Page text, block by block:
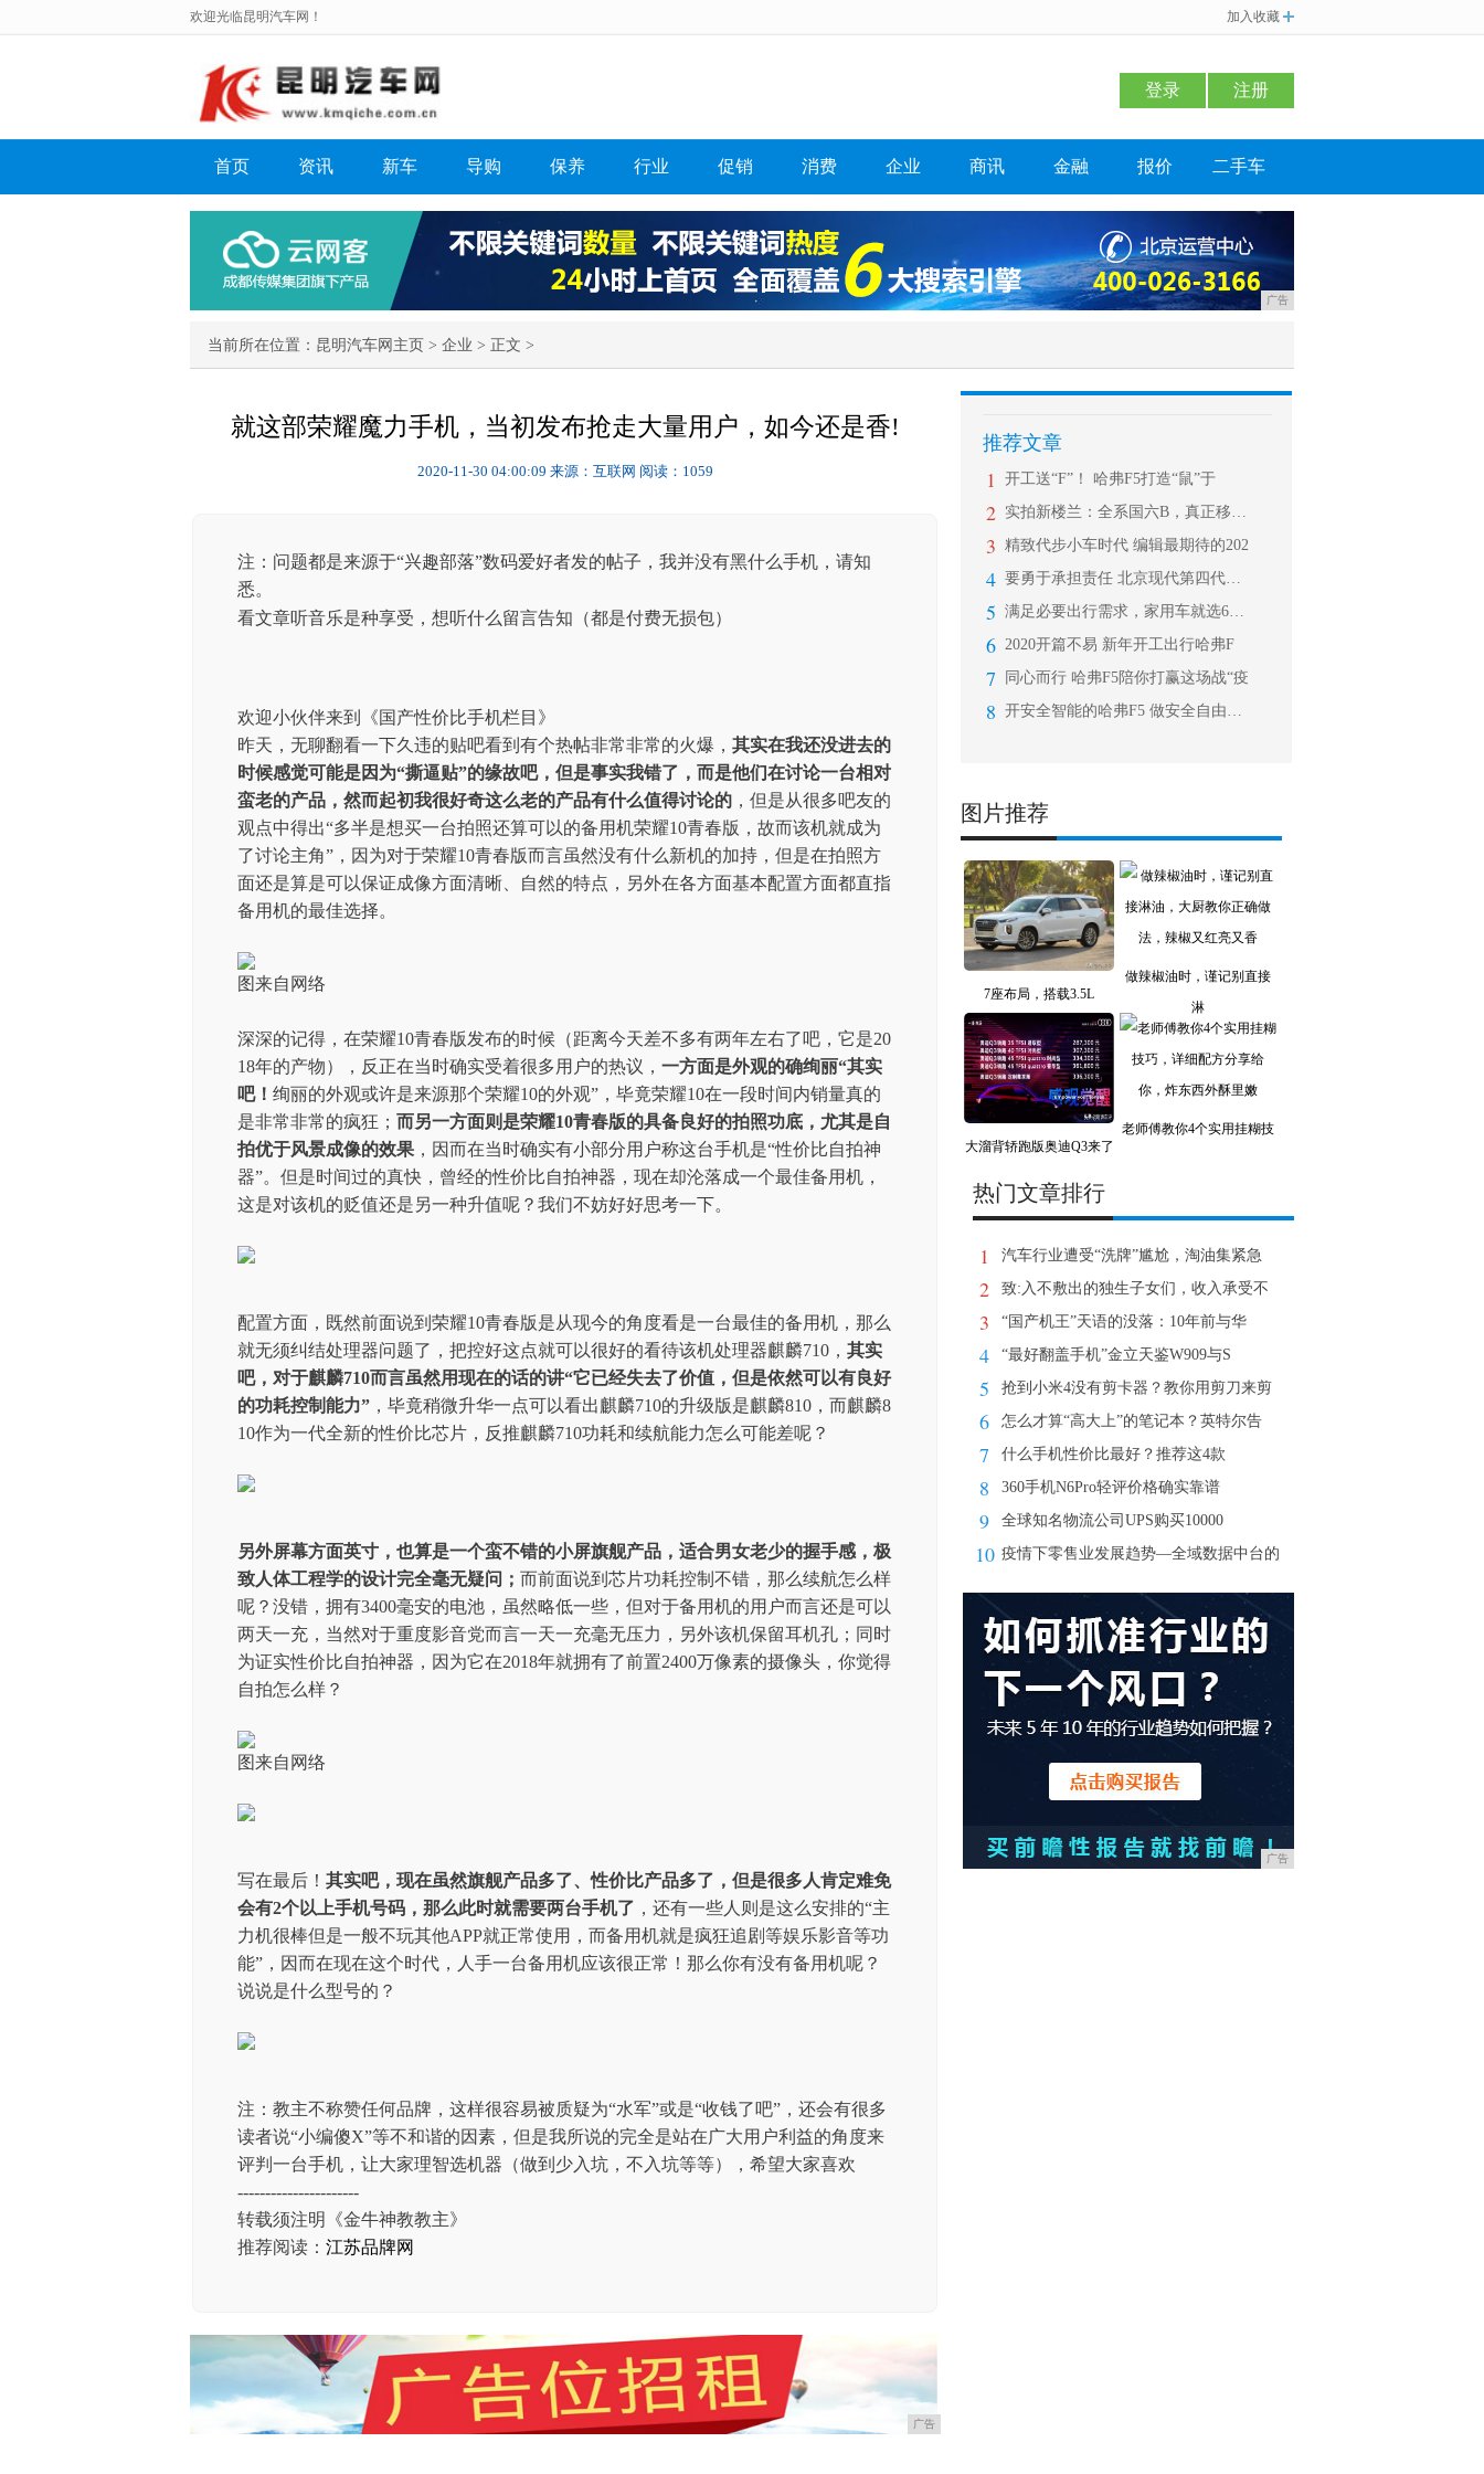
欢迎光临昆明汽车网！ 加入收藏
登录 注册
首页 资讯 新车 导购 保养 行业 促销 消费 企业 商讯 金融 报价 二手车
广告
当前所在位置： 昆明汽车网主页 > 企业 > 正文 >
就这部荣耀魔力手机，当初发布抢走大量用户，如今还是香!
2020-11-30 04:00:09 来源：互联网 阅读：1059
注：问题都是来源于“兴趣部落”数码爱好者发的帖子，我并没有黑什么手机，请知
悉。
看文章听音乐是种享受，想听什么留言告知（都是付费无损包）
欢迎小伙伴来到《国产性价比手机栏目》
昨天，无聊翻看一下久违的贴吧看到有个热帖非常非常的火爆， 其实在我还没进去的
时候感觉可能是因为“撕逼贴”的缘故吧，但是事实我错了，而是他们在讨论一台相对
蛮老的产品，然而起初我很好奇这么老的产品有什么值得讨论的 ，但是从很多吧友的
观点中得出“多半是想买一台拍照还算可以的备用机荣耀10青春版，故而该机就成为
了讨论主角”，因为对于荣耀10青春版而言虽然没有什么新机的加持，但是在拍照方
面还是算是可以保证成像方面清晰、自然的特点，另外在各方面基本配置方面都直指
备用机的最佳选择。
图来自网络
深深的记得，在荣耀10青春版发布的时候（距离今天差不多有两年左右了吧，它是20
18年的产物），反正在当时确实受着很多用户的热议， 一方面是外观的确绚丽“其实
吧！ 绚丽的外观或许是来源那个荣耀10的外观”，毕竟荣耀10在一段时间内销量真的
是非常非常的疯狂； 而另一方面则是荣耀10青春版的具备良好的拍照功底，尤其是自
拍优于风景成像的效果 ，因而在当时确实有小部分用户称这台手机是“性价比自拍神
器”。但是时间过的真快，曾经的性价比自拍神器，现在却沦落成一个最佳备用机，
这是对该机的贬值还是另一种升值呢？我们不妨好好思考一下。
配置方面，既然前面说到荣耀10青春版是从现今的角度看是一台最佳的备用机，那么
就无须纠结处理器问题了，把控好这点就可以很好的看待该机处理器麒麟710， 其实
吧，对于麒麟710而言虽然用现在的话的讲“它已经失去了价值，但是依然可以有良好
的功耗控制能力” ，毕竟稍微升华一点可以看出麒麟710的升级版是麒麟810，而麒麟8
10作为一代全新的性价比芯片，反推麒麟710功耗和续航能力怎么可能差呢？
另外屏幕方面英寸，也算是一个蛮不错的小屏旗舰产品，适合男女老少的握手感，极
致人体工程学的设计完全毫无疑问； 而前面说到芯片功耗控制不错，那么续航怎么样
呢？没错，拥有3400毫安的电池，虽然略低一些，但对于备用机的用户而言还是可以
两天一充，当然对于重度影音党而言一天一充毫无压力，另外该机保留耳机孔；同时
为证实性价比自拍神器，因为它在2018年就拥有了前置2400万像素的摄像头，你觉得
自拍怎么样？
图来自网络
写在最后！ 其实吧，现在虽然旗舰产品多了、性价比产品多了，但是很多人肯定难免
会有2个以上手机号码，那么此时就需要两台手机了 ，还有一些人则是这么安排的“主
力机很棒但是一般不玩其他APP就正常使用，而备用机就是疯狂追剧等娱乐影音等功
能”，因而在现在这个时代，人手一台备用机应该很正常！那么你有没有备用机呢？
说说是什么型号的？
注：教主不称赞任何品牌，这样很容易被质疑为“水军”或是“收钱了吧”，还会有很多
读者说“小编傻X”等不和谐的因素，但是我所说的完全是站在广大用户利益的角度来
评判一台手机，让大家理智选机器（做到少入坑，不入坑等等），希望大家喜欢
----------------------
转载须注明《金牛神教教主》
推荐阅读： 江苏品牌网
广告
推荐文章
1 开工送“F”！ 哈弗F5打造“鼠”于
2 实拍新楼兰：全系国六B，真正移动大沙
3 精致代步小车时代 编辑最期待的202
4 要勇于承担责任 北京现代第四代胜达车
5 满足必要出行需求，家用车就选6万6哈
6 2020开篇不易 新年开工出行哈弗F
7 同心而行 哈弗F5陪你打赢这场战“疫
8 开安全智能的哈弗F5 做安全自由的健
图片推荐
7座布局，搭载3.5L
做辣椒油时，谨记别直接
淋
大溜背轿跑版奥迪Q3来了
老师傅教你4个实用挂糊技
热门文章排行
1 汽车行业遭受“洗牌”尴尬，淘油集紧急
2 致:入不敷出的独生子女们，收入承受不
3 “国产机王”天语的没落：10年前与华
4 “最好翻盖手机”金立天鉴W909与S
5 抢到小米4没有剪卡器？教你用剪刀来剪
6 怎么才算“高大上”的笔记本？英特尔告
7 什么手机性价比最好？推荐这4款
8 360手机N6Pro轻评价格确实靠谱
9 全球知名物流公司UPS购买10000
10 疫情下零售业发展趋势—全域数据中台的
广告